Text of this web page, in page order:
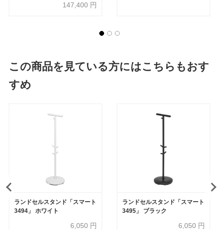
147,400 円
この商品を見ている方にはこちらもおす
すめ
ランドセルスタンド「スマート
3494」 ホワイト
6,050 円
ランドセルスタンド「スマート
3495」 ブラック
6,050 円